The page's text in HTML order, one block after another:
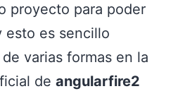
proyecto para poder
esto es sencillo
varias formas en la
de angularfire2